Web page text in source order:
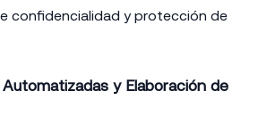
confidencialidad y protección de
y Elaboración de